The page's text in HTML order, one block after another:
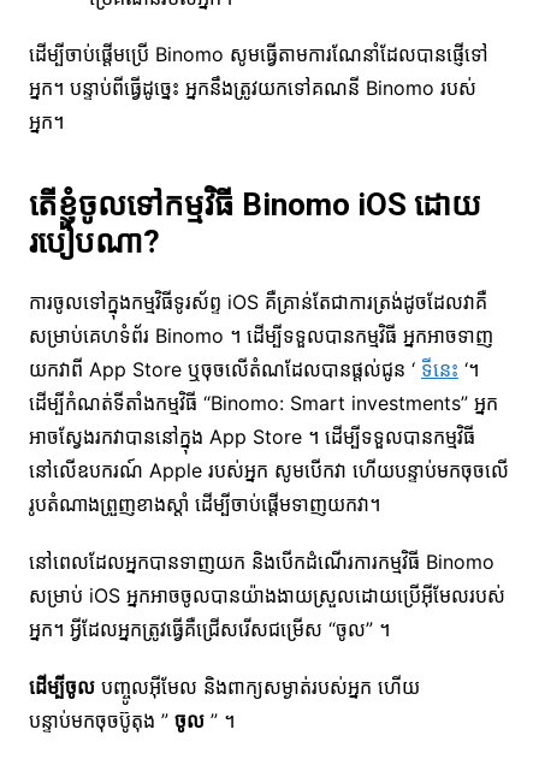
ដើម្បីចាប់ផ្តើមប្រើ Binomo សូមធ្វើតាមការណែនាំដែលបានផ្ញើទៅ
អ្នក។ បន្ទាប់ពីធ្វើដូច្នេះ អ្នកនឹងត្រូវយកទៅគណនី Binomo របស់
អ្នក។
តើខ្ញុំចូលទៅកម្មវិធី Binomo iOS ដោយ
របៀបណា?
ការចូលទៅក្នុងកម្មវិធីទូរស័ព្ទ iOS គឺគ្រាន់តែជាការត្រង់ដូចដែលវាគឺ
សម្រាប់គេហទំព័រ Binomo ។ ដើម្បី​ទទួល​បាន​កម្មវិធី អ្នក​អាច​ទាញ​
យក​វា​ពី App Store ឬ​ចុច​លើ​តំណ​ដែល​បាន​ផ្តល់​ជូន ‘ ទីនេះ ‘។
ដើម្បីកំណត់ទីតាំងកម្មវិធី “Binomo: Smart investments” អ្នក
អាចស្វែងរកវាបាននៅក្នុង App Store ។ ដើម្បីទទួលបានកម្មវិធី
នៅលើឧបករណ៍ Apple របស់អ្នក សូមបើកវា ហើយបន្ទាប់មកចុចលើ
រូបតំណាងព្រួញខាងស្តាំ ដើម្បីចាប់ផ្តើមទាញយកវា។
នៅពេលដែលអ្នកបានទាញយក និងបើកដំណើរការកម្មវិធី Binomo
សម្រាប់ iOS អ្នកអាចចូលបានយ៉ាងងាយស្រួលដោយប្រើអ៊ីមែលរបស់
អ្នក។ អ្វីដែលអ្នកត្រូវធ្វើគឺជ្រើសរើសជម្រើស “ចូល” ។
ដើម្បីចូលបញ្ចូលអ៊ីមែល និងពាក្យសម្ងាត់របស់អ្នក ហើយ
បន្ទាប់មកចុចប៊ូតុង ” ចូល” ។